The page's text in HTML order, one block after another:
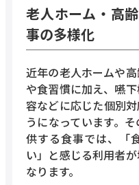
老人ホーム・高
事の多様化
近年の老人ホームや
や食習慣に加え、嚥
容などに応じた個別
うになっています。
供する食事では、「
い」と感じる利用者
なります。